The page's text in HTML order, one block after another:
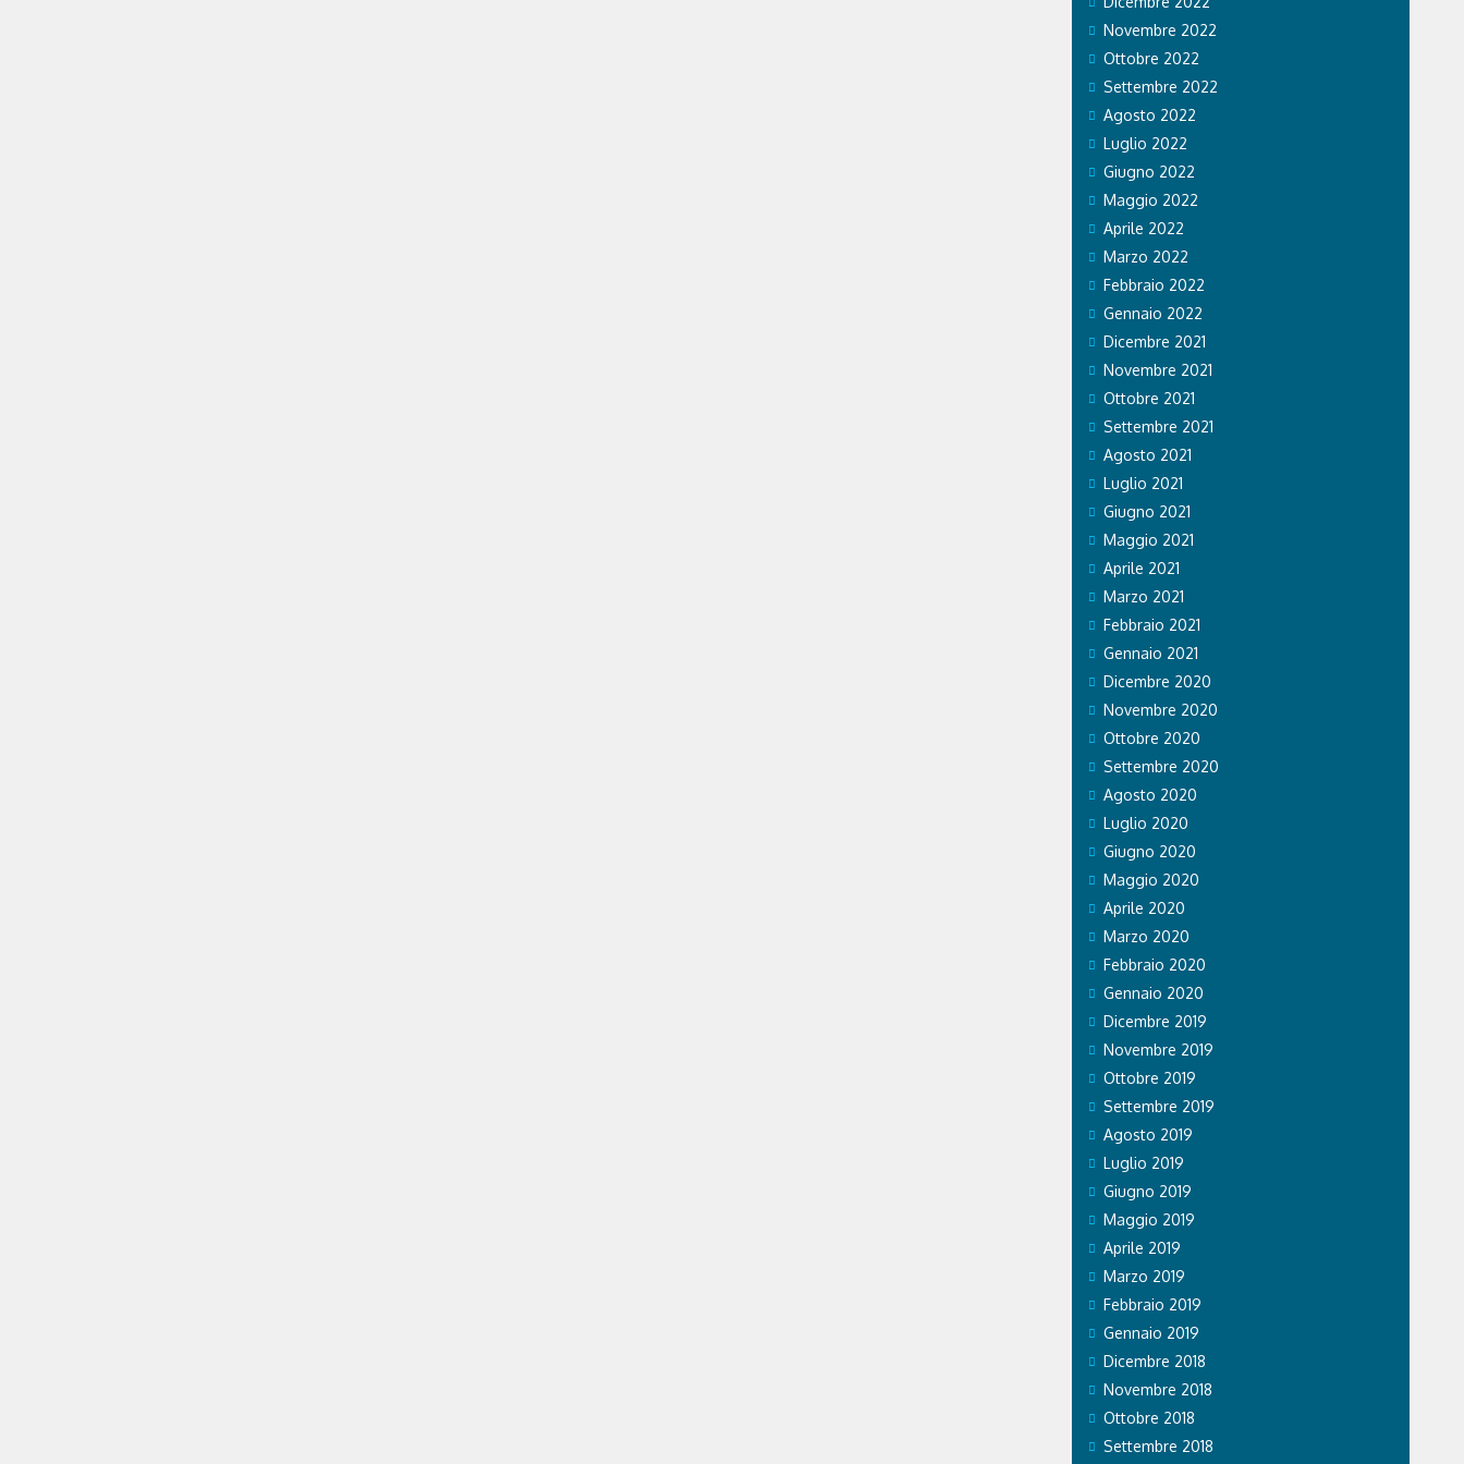
Novembre 2022
Ottobre 2022
Settembre 2022
Agosto 2022
Luglio 2022
Giugno 2022
Maggio 2022
Aprile 2022
Marzo 2022
Febbraio 2022
Gennaio 2022
Dicembre 2021
Novembre 2021
Ottobre 2021
Settembre 2021
Agosto 2021
Luglio 2021
Giugno 2021
Maggio 2021
Aprile 2021
Marzo 2021
Febbraio 2021
Gennaio 2021
Dicembre 2020
Novembre 2020
Ottobre 2020
Settembre 2020
Agosto 2020
Luglio 2020
Giugno 2020
Maggio 2020
Aprile 2020
Marzo 2020
Febbraio 2020
Gennaio 2020
Dicembre 2019
Novembre 2019
Ottobre 2019
Settembre 2019
Agosto 2019
Luglio 2019
Giugno 2019
Maggio 2019
Aprile 2019
Marzo 2019
Febbraio 2019
Gennaio 2019
Dicembre 2018
Novembre 2018
Ottobre 2018
Settembre 2018